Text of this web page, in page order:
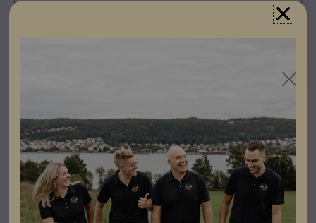
Registrera dig som partner för att se priser och kunna
göra beställningar.
Specifikationer